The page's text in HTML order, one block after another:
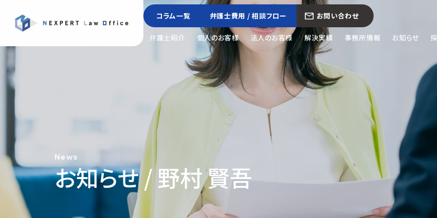
コラム一覧 弁護士費用 / 相談フロー お問い合わせ
弁護士紹介 個人のお客様 法人のお客様 解決実績 事務所情報 お知らせ
News
お知らせ / 野村 賢吾